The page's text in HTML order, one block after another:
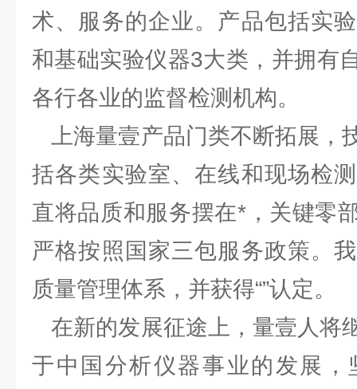
术、服务的企业。产品包括实
和基础实验仪器3大类，并拥有
各行各业的监督检测机构。
上海量壹产品门类不断拓展，
括各类实验室、在线和现场检
直将品质和服务摆在*，关键零
严格按照国家三包服务政策。
质量管理体系，并获得“”认定。
在新的发展征途上，量壹人将
于中国分析仪器事业的发展，